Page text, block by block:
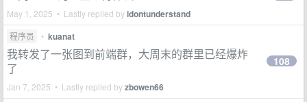
May 1, 2025 • Lastly replied byidontunderstand
程序员 • kuanat
我转发了一张图到前端群，大周末的群里已经爆炸
了
Jan 7, 2025 • Lastly replied byzbowen66
108